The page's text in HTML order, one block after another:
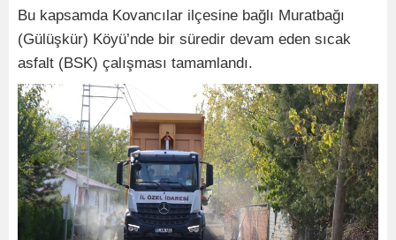
Bu kapsamda Kovancılar ilçesine bağlı Muratbağı
(Gülüşkür) Köyü’nde bir süredir devam eden sıcak
asfalt (BSK) çalışması tamamlandı.